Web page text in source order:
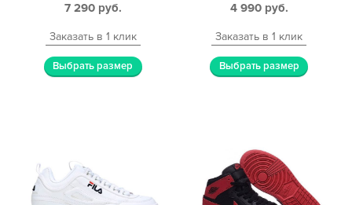
7 290 руб.
Заказать в 1 клик
Выбрать размер
4 990 руб.
Заказать в 1 клик
Выбрать размер